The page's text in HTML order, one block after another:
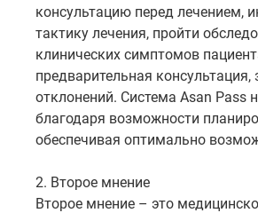
консультацию перед лечением,
тактику лечения, пройти
клинических симптомов
предварительная
отклонений. Система Asan Pass
благодаря возможности
обеспечивая оптимально
2. Второе мнение
Второе мнение – это